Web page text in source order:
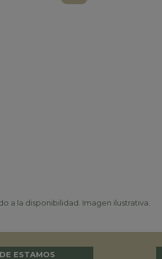
a la disponibilidad. Imagen ilustrativa.
ESTAMOS